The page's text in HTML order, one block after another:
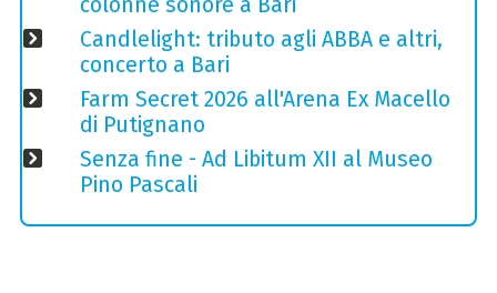
Candlelight: tributo agli ABBA e altri,
concerto a Bari
Farm Secret 2026 all'Arena Ex Macello
di Putignano
Senza fine - Ad Libitum XII al Museo
Pino Pascali